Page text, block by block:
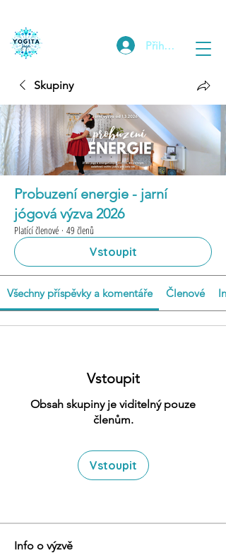
Přihlásit
Skupiny
Probuzení energie - jarní
jógová výzva 2026
Platící členové · 49 členů
Vstoupit
Všechny příspěvky a komentáře Členové
Vstoupit
Obsah skupiny je viditelný pouze
členům.
Vstoupit
Info o výzvě